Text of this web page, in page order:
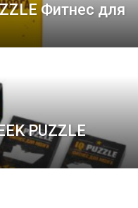
Фитнес для
PUZZLE